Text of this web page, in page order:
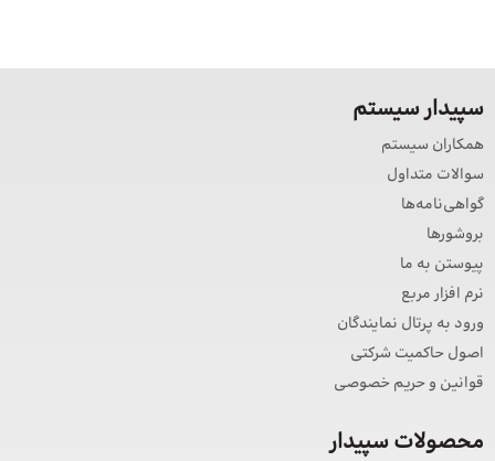
سپیدار سیستم
همکاران سیستم
سوالات متداول
گواهی‌نامه‌ها
بروشورها
پیوستن به ما
نرم افزار مربع
ورود به پرتال نمایندگان
اصول حاکمیت شرکتی
قوانین و حریم خصوصی
محصولات سپیدار